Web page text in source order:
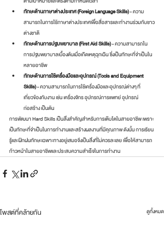
ทักษะด้านภาษาต่างประเทศ (Foreign Language Skills) - ความ
สามารถในการใช้ภาษาต่างประเทศเพื่อสื่อสารและทำงานร่วมกับชาว
ต่างชาติ
ทักษะด้านการปฐมพยาบาล (First Aid Skills) - ความสามารถใน
การปฐมพยาบาลเบื้องต้นเมื่อเกิดเหตุฉุกเฉิน ซึ่งเป็นทักษะที่จำเป็นใน
หลายอาชีพ
ทักษะด้านการใช้เครื่องมือและอุปกรณ์ (Tools and Equipment
Skills) - ความสามารถในการใช้เครื่องมือและอุปกรณ์ต่างๆ ที่
เกี่ยวข้องกับงาน เช่น เครื่องจักร อุปกรณ์การแพทย์ อุปกรณ์
ก่อสร้าง เป็นต้น
การพัฒนา Hard Skills เป็นสิ่งสำคัญสำหรับการเติบโตในสายอาชีพ เพราะ
เป็นทักษะที่จำเป็นในการทำงานและสร้างผลงานที่มีคุณภาพ ดังนั้น การเรียน
รู้และฝึกฝนทักษะเฉพาะทางอยู่เสมอจึงเป็นสิ่งที่ไม่ควรละเลย เพื่อให้สามารถ
ก้าวหน้าในสายอาชีพและประสบความสำเร็จในการทำงาน
โพสต์ที่คล้ายกัน ดูทั้งหมด